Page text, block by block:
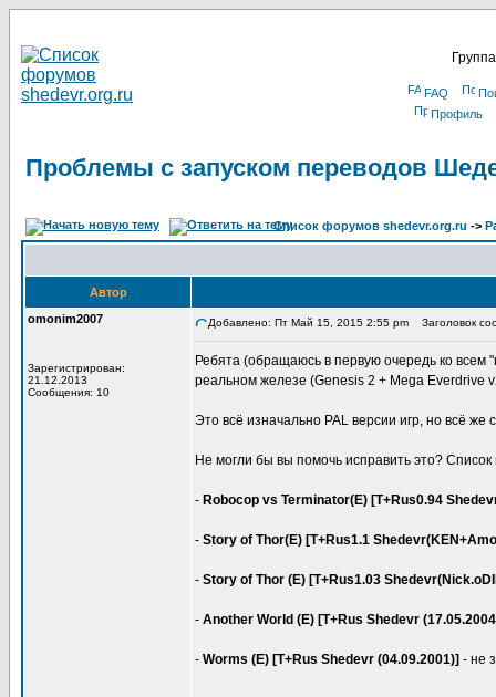
FAQ
Профиль
Проблемы с запуском переводов
Список форумов shedevr.org.ru ->
Автор
omonim2007
Зарегистрирован:
21.12.2013
Сообщения: 10
Добавлено: Пт Май 15, 2015 2:55 pm Заголовок
Ребята (обращаюсь в первую очередь ко всем
реальном железе (Genesis 2 + Mega Everdrive
Это всё изначально PAL версии игр, но всё
Не могли бы вы помочь исправить это? Список
- Robocop vs Terminator(E) [T+Rus0.94
- Story of Thor(E) [T+Rus1.1
- Story of Thor (E) [T+Rus1.03
- Another World (E) [T+Rus Shedevr
- Worms (E) [T+Rus Shedevr (04.09.2001)] - не